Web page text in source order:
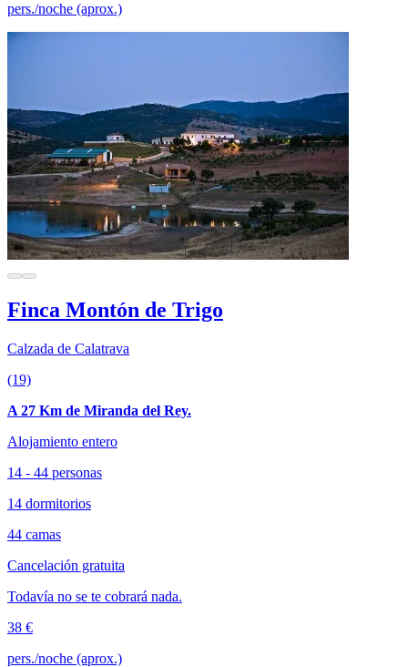
pers./noche (aprox.)
Finca Montón de Trigo
Calzada de Calatrava
(19)
A 27 Km de Miranda del Rey.
Alojamiento entero
14 - 44 personas
14 dormitorios
44 camas
Cancelación gratuita
Todavía no se te cobrará nada.
38 €
pers./noche (aprox.)